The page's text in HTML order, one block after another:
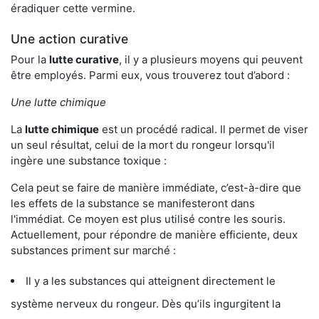
éradiquer cette vermine.
Une action curative
Pour la lutte curative, il y a plusieurs moyens qui peuvent
être employés. Parmi eux, vous trouverez tout d’abord :
Une lutte chimique
La lutte chimique est un procédé radical. Il permet de viser
un seul résultat, celui de la mort du rongeur lorsqu'il
ingère une substance toxique :
Cela peut se faire de manière immédiate, c’est-à-dire que
les effets de la substance se manifesteront dans
l'immédiat. Ce moyen est plus utilisé contre les souris.
Actuellement, pour répondre de manière efficiente, deux
substances priment sur marché :
Il y a les substances qui atteignent directement le
système nerveux du rongeur. Dès qu’ils ingurgitent la